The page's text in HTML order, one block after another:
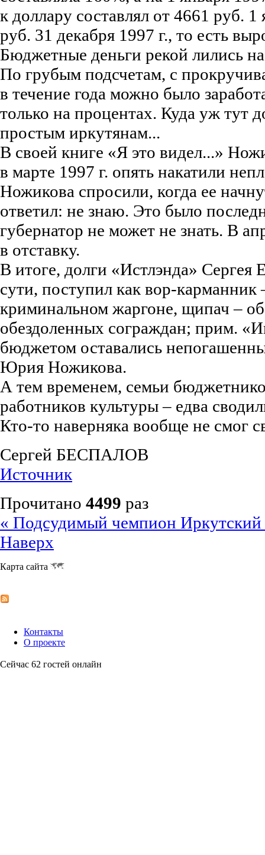
к доллару составлял от 4661 руб. 1
руб. 31 декабря 1997 г., то есть
Бюджетные деньги рекой лились
По грубым подсчетам, с
в течение года можно было
только на процентах. Куда уж тут
простым иркутянам...
В своей книге «Я это видел...»
в марте 1997 г. опять накатили
Ножикова спросили, когда ее
ответил: не знаю. Это было
губернатор не может не знать. В
в отставку.
В итоге, долги «Истлэнда»
сути, поступил как вор-карманник
криминальном жаргоне, щипач –
обездоленных сограждан; прим.
бюджетом оставались
Юрия Ножикова.
А тем временем, семьи
работников культуры – едва
Кто-то наверняка вообще не смог
Сергей БЕСПАЛОВ
Источник
Прочитано 4499 раз
« Подсудимый чемпион
Наверх
Карта сайта
Контакты
О проекте
Сейчас 62 гостей онлайн